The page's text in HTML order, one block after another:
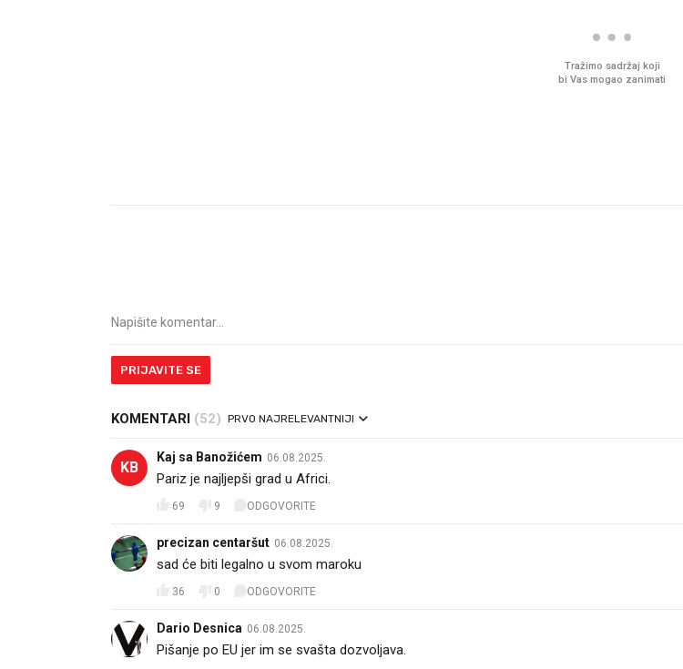
Tražimo sadržaj koji
bi Vas mogao zanimati
PRIJAVITE SE
KOMENTARI (52) PRVO NAJRELEVANTNIJI
KB
Kaj sa Banožićem 06.08.2025.
Pariz je najljepši grad u Africi.
69 9 ODGOVORITE
precizan centaršut 06.08.2025.
sad će biti legalno u svom maroku
36 0 ODGOVORITE
Dario Desnica 06.08.2025.
Pišanje po EU jer im se svašta dozvoljava.